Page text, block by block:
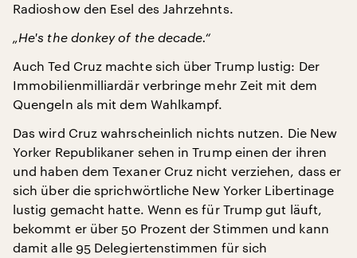
Radioshow den Esel des Jahrzehnts.
„He's the donkey of the decade.“
Auch Ted Cruz machte sich über Trump lustig: Der
Immobilienmilliardär verbringe mehr Zeit mit dem
Quengeln als mit dem Wahlkampf.
Das wird Cruz wahrscheinlich nichts nutzen. Die New
Yorker Republikaner sehen in Trump einen der ihren
und haben dem Texaner Cruz nicht verziehen, dass er
sich über die sprichwörtliche New Yorker Libertinage
lustig gemacht hatte. Wenn es für Trump gut läuft,
bekommt er über 50 Prozent der Stimmen und kann
damit alle 95 Delegiertenstimmen für sich